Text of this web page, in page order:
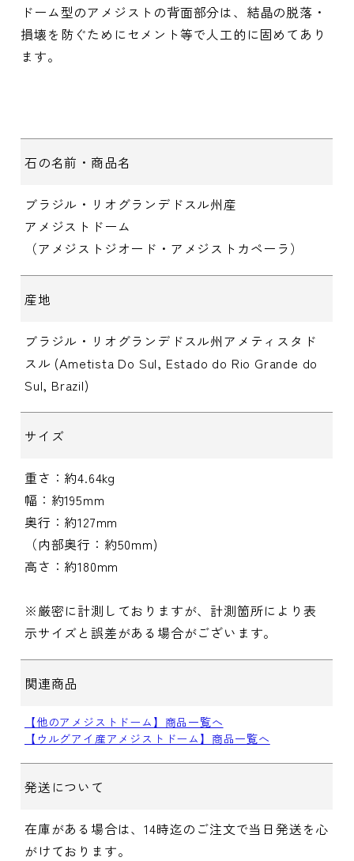
ドーム型のアメジストの背面部分は、結晶の脱落・
損壊を防ぐためにセメント等で人工的に固めてあり
ます。
石の名前・商品名
ブラジル・リオグランデドスル州産
アメジストドーム
（アメジストジオード・アメジストカペーラ）
産地
ブラジル・リオグランデドスル州アメティスタド
スル (Ametista Do Sul, Estado do Rio Grande do
Sul, Brazil)
サイズ
重さ：約4.64kg
幅：約195mm
奥行：約127mm
（内部奥行：約50mm)
高さ：約180mm
※厳密に計測しておりますが、計測箇所により表
示サイズと誤差がある場合がございます。
関連商品
【他のアメジストドーム】商品一覧へ
【ウルグアイ産アメジストドーム】商品一覧へ
発送について
在庫がある場合は、14時迄のご注文で当日発送を心
がけております。